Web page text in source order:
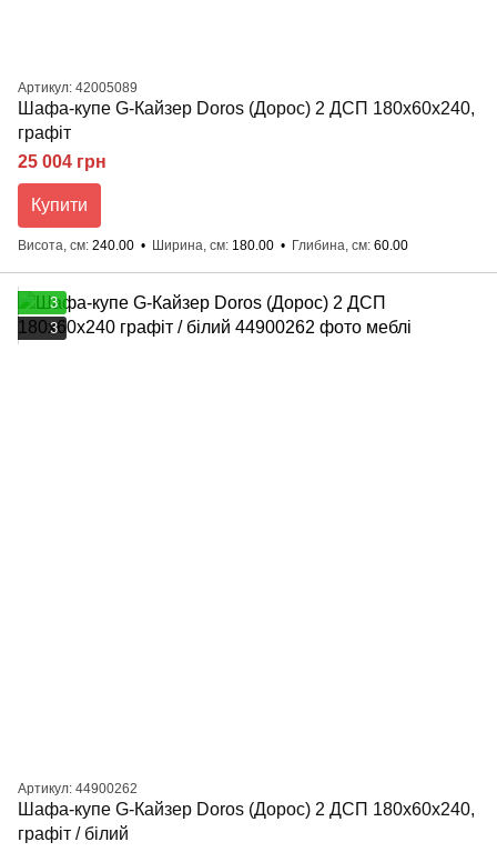
Артикул: 42005089
Шафа-купе G-Кайзер Doros (Дорос) 2 ДСП 180х60х240,
графіт
25 004 грн
Купити
Висота, см 240.00 Ширина, см 180.00 Глибина, см 60.00
3
3
Артикул: 44900262
Шафа-купе G-Кайзер Doros (Дорос) 2 ДСП 180х60х240,
графіт / білий